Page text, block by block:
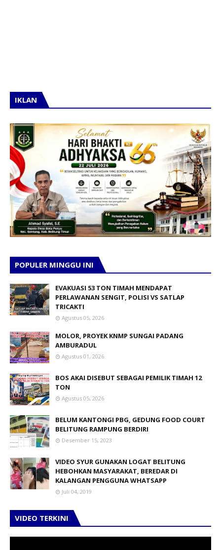
IKLAN
POPULER MINGGU INI
EVAKUASI 53 TON TIMAH MENDAPAT
PERLAWANAN SENGIT, POLISI VS SATLAP
TRICAKTI
Agustus 05, 2026
MOLOR, PROYEK KNMP SUNGAI PADANG
AMBURADUL
Agustus 01, 2026
BOS AKAI DISEBUT SEBAGAI PEMILIK TIMAH 12
TON
Agustus 05, 2026
BELUM KANTONGI PBG, GEDUNG FOOD COURT
BELITUNG RAMPUNG BERDIRI
Desember 15, 2023
VIDEO SYUR GUNAKAN LOGAT BELITUNG
HEBOHKAN MASYARAKAT, BEREDAR DI
KALANGAN PENGGUNA WHATSAPP
Juli 04, 2019
VIDEO TERKINI